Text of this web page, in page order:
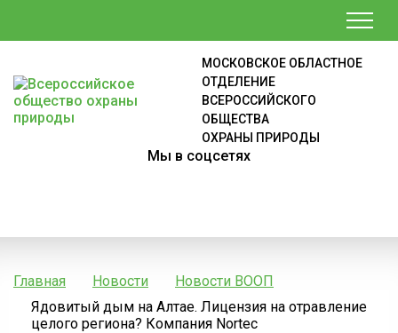
МОСКОВСКОЕ ОБЛАСТНОЕ
ОТДЕЛЕНИЕ
ВСЕРОССИЙСКОГО
ОБЩЕСТВА
ОХРАНЫ ПРИРОДЫ
Мы в соцсетях
Главная Новости
Новости ВООП
Ядовитый дым на Алтае. Лицензия на отравление
целого региона? Компания Nortec